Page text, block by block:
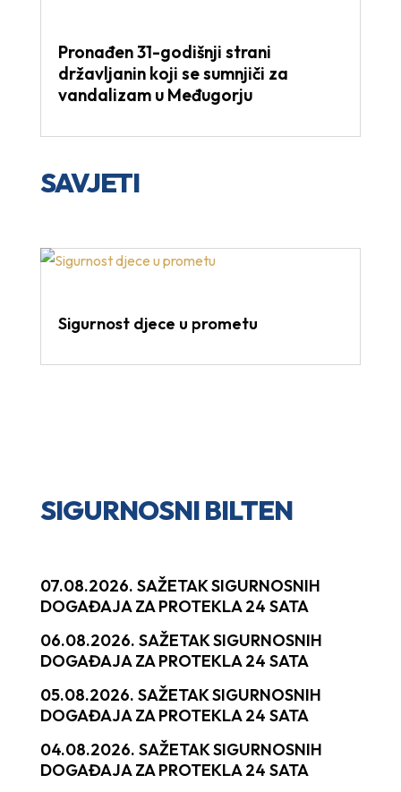
Pronađen 31-godišnji strani
državljanin koji se sumnjiči za
vandalizam u Međugorju
SAVJETI
Sigurnost djece u prometu
SIGURNOSNI BILTEN
07.08.2026. SAŽETAK SIGURNOSNIH
DOGAĐAJA ZA PROTEKLA 24 SATA
06.08.2026. SAŽETAK SIGURNOSNIH
DOGAĐAJA ZA PROTEKLA 24 SATA
05.08.2026. SAŽETAK SIGURNOSNIH
DOGAĐAJA ZA PROTEKLA 24 SATA
04.08.2026. SAŽETAK SIGURNOSNIH
DOGAĐAJA ZA PROTEKLA 24 SATA